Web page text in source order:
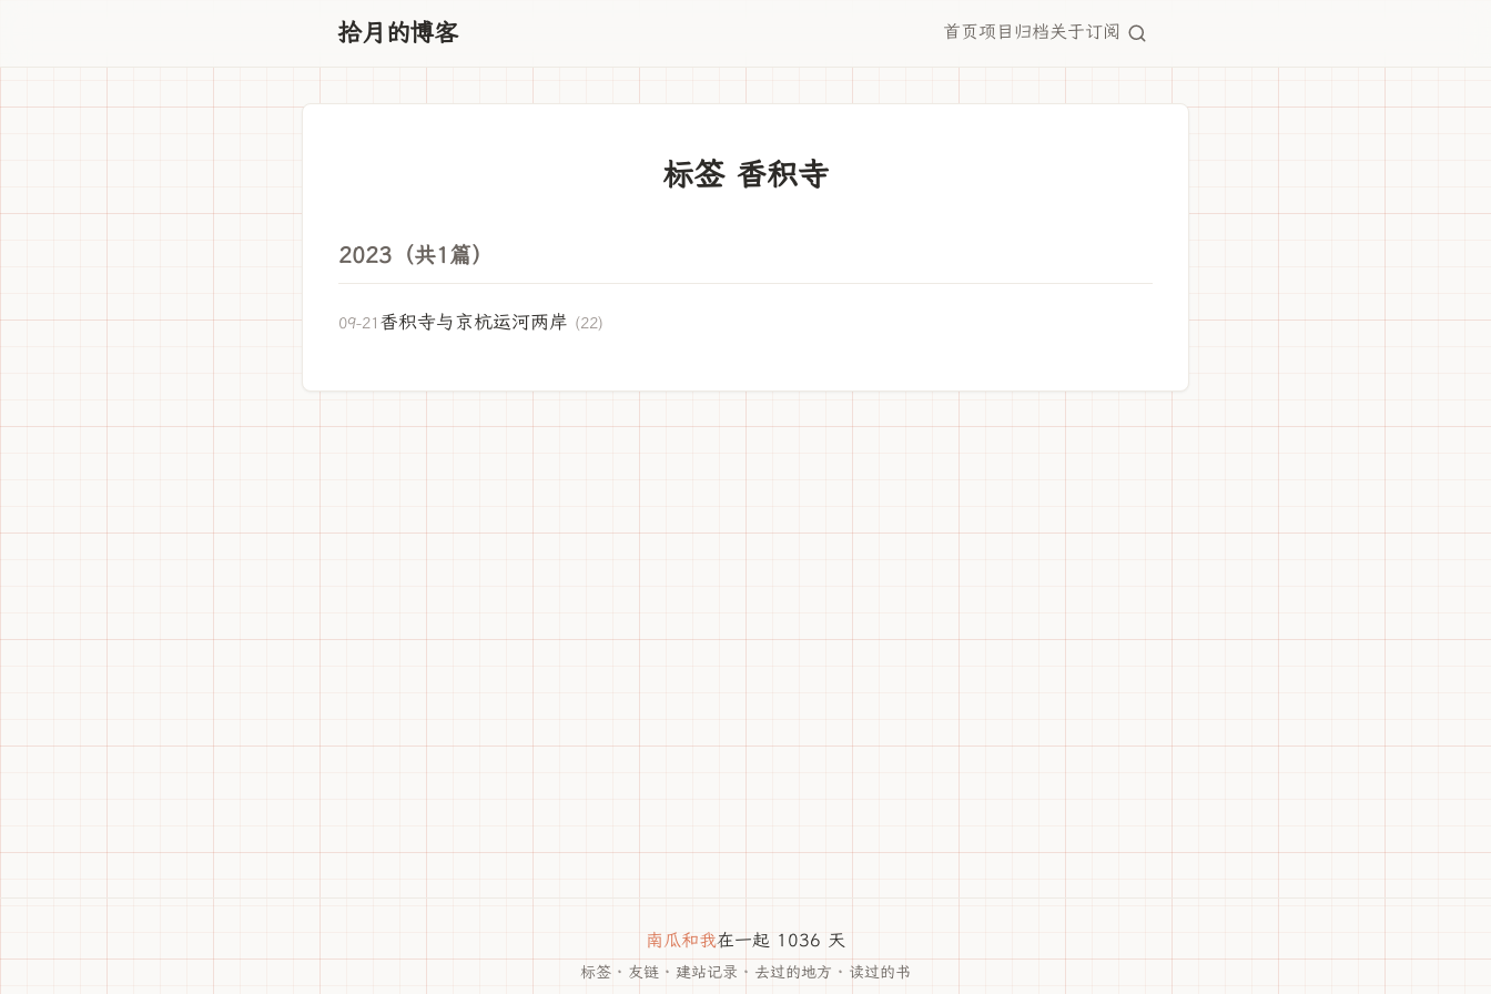
拾月的博客 首页项目 归档关于订阅
标签 香积寺
2023（共1篇）
09-21 香积寺与京杭运河两岸 (22)
南瓜和我在一起 1036 天
标签 · 友链 · 建站记录 · 去过的地方 · 读过的书